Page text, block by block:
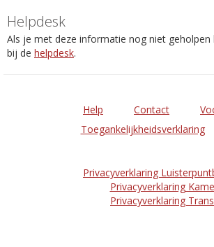
Helpdesk
Als je met deze informatie nog niet
bij de helpdesk.
Help Contact
Toegankelijkheidsverklaring
Privacyverklaring
Privacyverklaring
Privacyverklaring